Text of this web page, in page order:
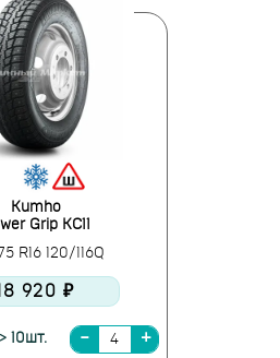
Kumho
Grip KC11
R16 120/116Q
18 920 ₽
10шт.